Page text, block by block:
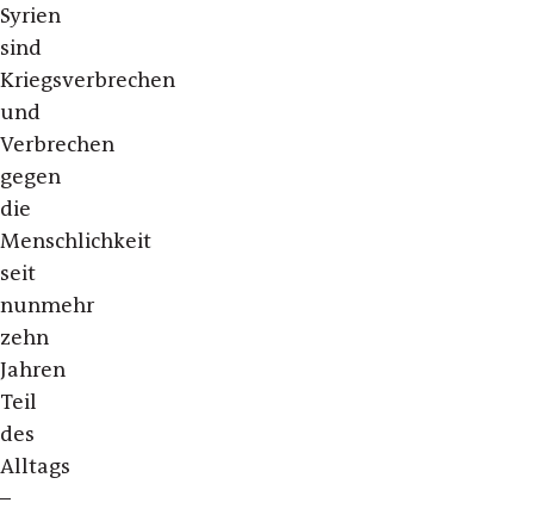
Syrien
sind
Kriegsverbrechen
und
Verbrechen
gegen
die
Menschlichkeit
seit
nunmehr
zehn
Jahren
Teil
des
Alltags
–